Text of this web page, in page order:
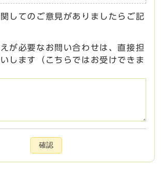
してのご意見がありましたらご記
えが必要なお問い合わせは、直接担
します（こちらではお受けできま
確認